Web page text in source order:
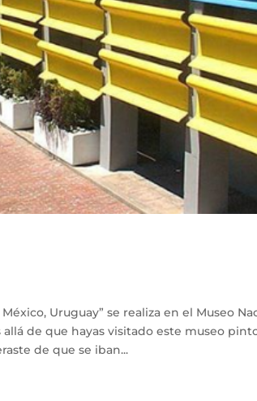
Uruguay” se realiza en el Museo
allá de que hayas visitado este museo
de que se iban...